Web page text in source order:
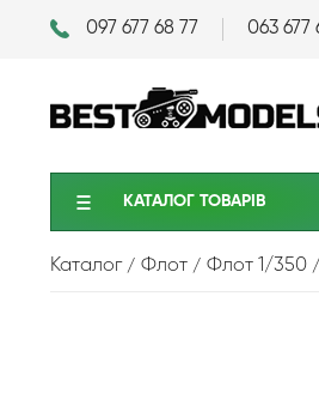
097 677 68 77 063 677
КАТАЛОГ ТОВАРIВ
Каталог Флот Флот 1/350